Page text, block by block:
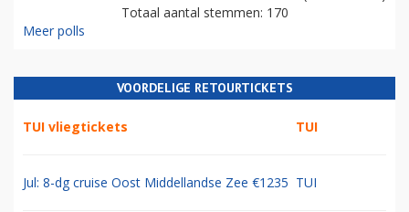
Totaal aantal stemmen: 170
Meer polls
VOORDELIGE RETOURTICKETS
TUI vliegtickets TUI
Jul: 8-dg cruise Oost Middellandse Zee €1235 TUI